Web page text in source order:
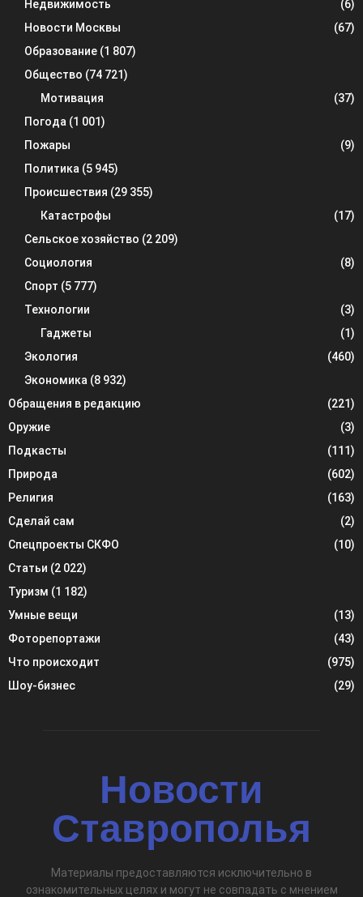
Недвижимость
(6)
Новости Москвы
(67)
Образование (1 807)
Общество (74 721)
Мотивация
(37)
Погода (1 001)
Пожары
(9)
Политика (5 945)
Происшествия (29 355)
Катастрофы
(17)
Сельское хозяйство (2 209)
Социология
(8)
Спорт (5 777)
Технологии
(3)
Гаджеты
(1)
Экология
(460)
Экономика (8 932)
Обращения в редакцию
(221)
Оружие
(3)
Подкасты
(111)
Природа
(602)
Религия
(163)
Сделай сам
(2)
Спецпроекты СКФО
(10)
Статьи (2 022)
Туризм (1 182)
Умные вещи
(13)
Фоторепортажи
(43)
Что происходит
(975)
Шоу-бизнес
(29)
Новости
Ставрополья
Материалы предоставляются исключительно в
ознакомительных целях и могут не совпадать с мнением